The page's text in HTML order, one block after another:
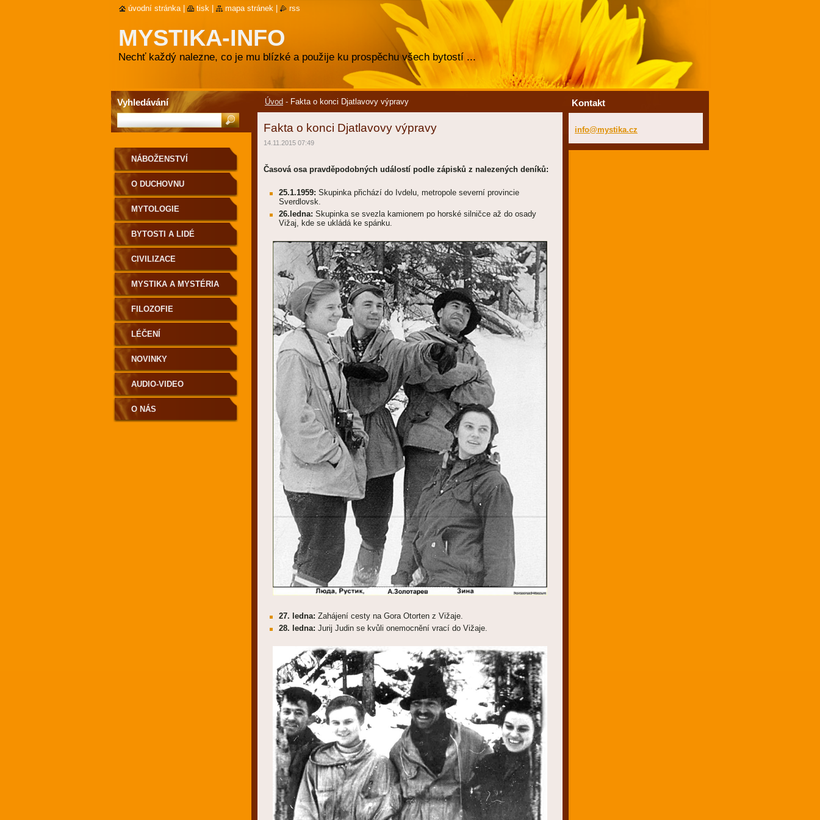
MYSTIKA-INFO
Nechť každý nalezne, co je mu blízké a použije ku prospěchu všech bytostí ...
Úvod - Fakta o konci Djatlavovy výpravy
Fakta o konci Djatlavovy výpravy
14.11.2015 07:49
Časová osa pravděpodobných událostí podle zápisků z nalezených deníků:
25.1.1959: Skupinka přichází do Ivdelu, metropole severní provincie
Sverdlovsk.
26.ledna: Skupinka se svezla kamionem po horské silničce až do osady
Vižaj, kde se ukládá ke spánku.
27. ledna: Zahájení cesty na Gora Otorten z Vižaje.
28. ledna: Jurij Judin se kvůli onemocnění vrací do Vižaje.
NÁBOŽENSTVÍ
O DUCHOVNU
MYTOLOGIE
BYTOSTI A LIDÉ
CIVILIZACE
MYSTIKA A MYSTÉRIA
FILOZOFIE
LÉČENÍ
NOVINKY
AUDIO-VIDEO
O NÁS
Kontakt
info@mystika.cz
Vyhledávání
úvodní stránka tisk mapa stránek rss